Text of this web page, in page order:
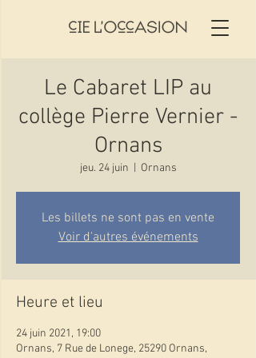
Le Cabaret LIP au
collège Pierre Vernier -
Ornans
jeu. 24 juin Ornans
Les billets ne sont pas en vente
Voir d'autres événements
Heure et lieu
24 juin 2021, 19:00
Ornans, 7 Rue de Lonege, 25290 Ornans,